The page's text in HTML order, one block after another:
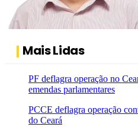
Mais Lidas
PF deflagra operação no
emendas parlamentares
PCCE deflagra operação
do Ceará